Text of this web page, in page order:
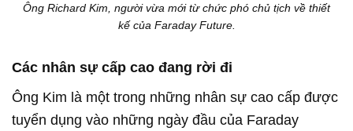
Ông Richard Kim, người vừa mới từ chức phó chủ tịch về thiết
kế của Faraday Future.
Các nhân sự cấp cao đang rời đi
Ông Kim là một trong những nhân sự cao cấp được
tuyển dụng vào những ngày đầu của Faraday